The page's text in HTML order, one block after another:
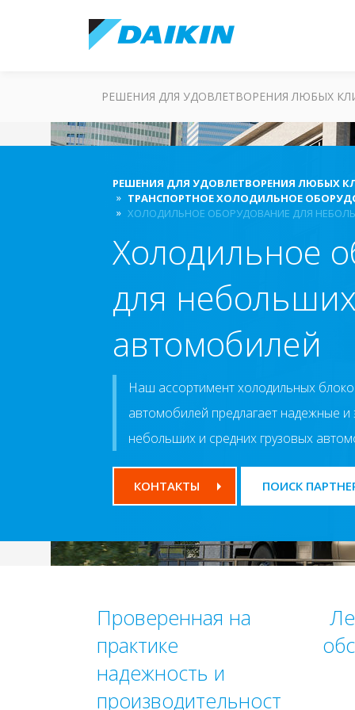
РЕШЕНИЯ ДЛЯ УДОВЛЕТВОРЕНИЯ ЛЮБЫХ
РЕШЕНИЯ ДЛЯ УДОВЛЕТВОРЕНИЯ ЛЮБЫХ
ТРАНСПОРТНОЕ ХОЛОДИЛЬНОЕ
ХОЛОДИЛЬНОЕ ОБОРУДОВАНИЕ ДЛЯ
Холодильное
для
автомобилей
Наш ассортимент холодильных
автомобилей предлагает надежные
небольших и средних грузовых
КОНТАКТЫ ПОИСК
Проверенная на
практике
надежность и
производительност